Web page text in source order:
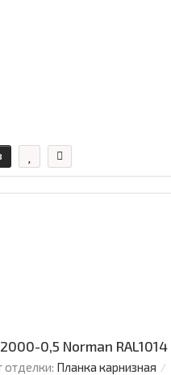
0,5 Norman RAL1014
отделки: Планка карнизная